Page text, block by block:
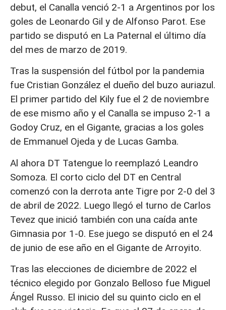
debut, el Canalla venció 2-1 a Argentinos por los
goles de Leonardo Gil y de Alfonso Parot. Ese
partido se disputó en La Paternal el último día
del mes de marzo de 2019.
Tras la suspensión del fútbol por la pandemia
fue Cristian González el dueño del buzo auriazul.
El primer partido del Kily fue el 2 de noviembre
de ese mismo año y el Canalla se impuso 2-1 a
Godoy Cruz, en el Gigante, gracias a los goles
de Emmanuel Ojeda y de Lucas Gamba.
Al ahora DT Tatengue lo reemplazó Leandro
Somoza. El corto ciclo del DT en Central
comenzó con la derrota ante Tigre por 2-0 del 3
de abril de 2022. Luego llegó el turno de Carlos
Tevez que inició también con una caída ante
Gimnasia por 1-0. Ese juego se disputó en el 24
de junio de ese año en el Gigante de Arroyito.
Tras las elecciones de diciembre de 2022 el
técnico elegido por Gonzalo Belloso fue Miguel
Ángel Russo. El inicio del su quinto ciclo en el